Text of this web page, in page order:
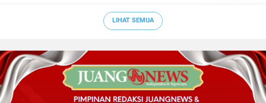
LIHAT SEMUA